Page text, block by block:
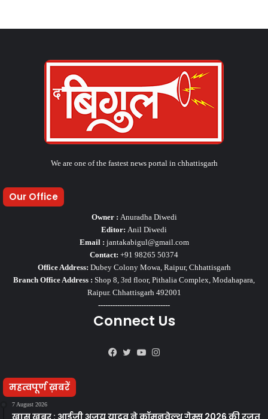
We are one of the fastest news portal in chhattisgarh
Our Office
Owner : Anuradha Diwedi
Editor: Anil Diwedi
Email : jantakabigul@gmail.com
Contact: +91 98265 50374
Office Address: Dubey Colony Mowa, Raipur, Chhattisgarh
Branch Office Address : Shop 8, 3rd floor, Pithalia Complex, Modahapara,
Raipur. Chhattisgarh 492001
------------------------------
Connect Us
Facebook
TwitterYouTube
महत्वपूर्ण ख़बरें
7 August 2026